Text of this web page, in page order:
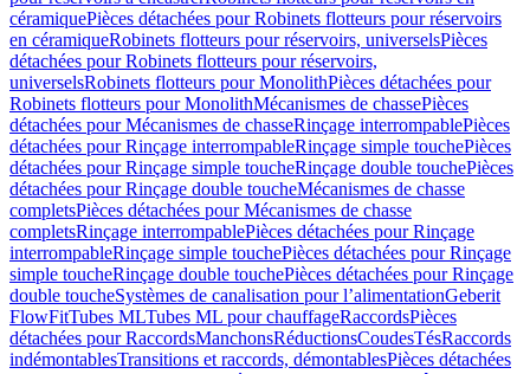
céramiquePièces détachées pour Robinets flotteurs pour réservoirs
en céramiqueRobinets flotteurs pour réservoirs, universelsPièces
détachées pour Robinets flotteurs pour réservoirs,
universelsRobinets flotteurs pour MonolithPièces détachées pour
Robinets flotteurs pour MonolithMécanismes de chassePièces
détachées pour Mécanismes de chasseRinçage interrompablePièces
détachées pour Rinçage interrompableRinçage simple touchePièces
détachées pour Rinçage simple toucheRinçage double touchePièces
détachées pour Rinçage double toucheMécanismes de chasse
completsPièces détachées pour Mécanismes de chasse
completsRinçage interrompablePièces détachées pour Rinçage
interrompableRinçage simple touchePièces détachées pour Rinçage
simple toucheRinçage double touchePièces détachées pour Rinçage
double toucheSystèmes de canalisation pour l’alimentationGeberit
FlowFitTubes MLTubes ML pour chauffageRaccordsPièces
détachées pour RaccordsManchonsRéductionsCoudesTésRaccords
indémontablesTransitions et raccords, démontablesPièces détachées